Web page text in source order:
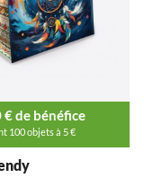
€ de bénéfice
100 objets à 5 €